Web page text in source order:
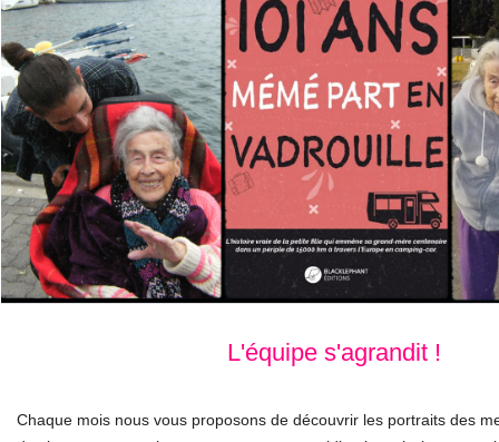
L'équipe s'agrandit !
Chaque mois nous vous proposons de découvrir les portraits des